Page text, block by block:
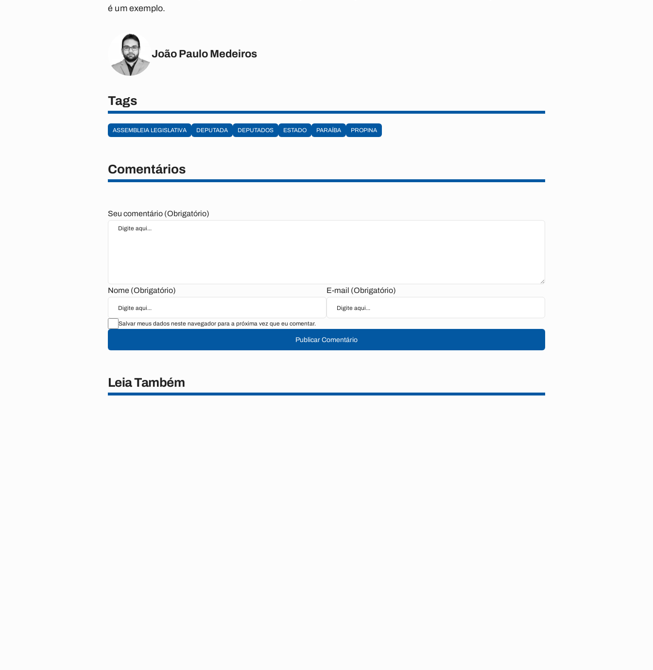
é um exemplo.
João Paulo Medeiros
Tags
ASSEMBLEIA LEGISLATIVA DEPUTADA DEPUTADOS ESTADO PARAÍBA PROPINA
Comentários
Seu comentário (Obrigatório)
Nome (Obrigatório) E-mail (Obrigatório)
Salvar meus dados neste navegador para a próxima vez que eu comentar.
Publicar Comentário
Leia Também